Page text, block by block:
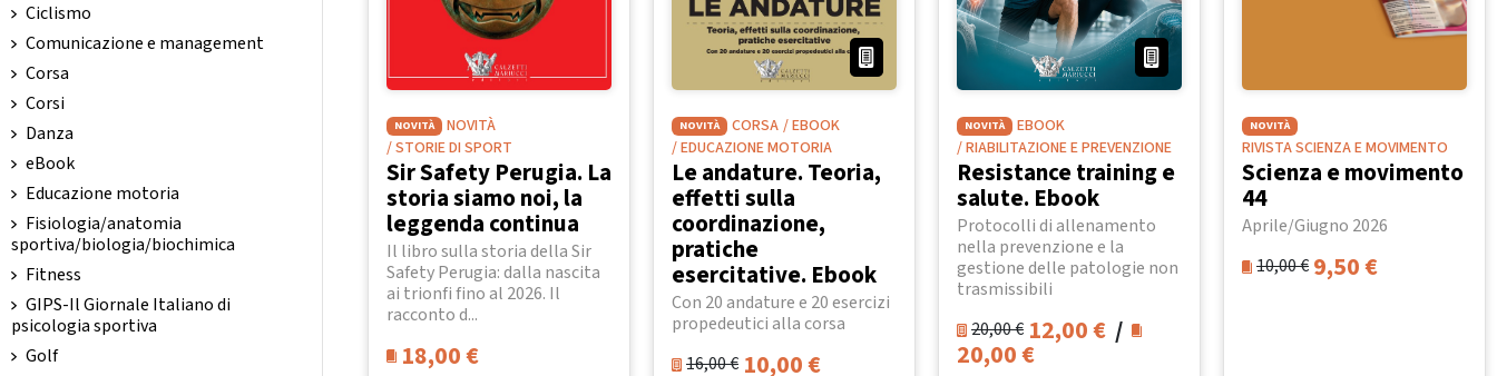
Ciclismo
Comunicazione e management
Corsa
Corsi
Danza
eBook
Educazione motoria
Fisiologia/anatomia
sportiva/biologia/biochimica
Fitness
GIPS-Il Giornale Italiano di
psicologia sportiva
Golf
NOVITÀ
NOVITÀ
/ STORIE DI SPORT
Sir Safety Perugia. La
storia siamo noi, la
leggenda continua
Il libro sulla storia della Sir
Safety Perugia: dalla nascita
ai trionfi fino al 2026. Il
racconto d...
18,00€
NOVITÀ CORSA / EBOOK
/ EDUCAZIONE MOTORIA
Le andature. Teoria,
effetti sulla
coordinazione,
pratiche
esercitative. Ebook
Con 20 andature e 20 esercizi
propedeutici alla corsa
16,00€ 10,00€
NOVITÀ
EBOOK
/ RIABILITAZIONE E PREVENZIONE
Resistance training e
salute. Ebook
Protocolli di allenamento
nella prevenzione e la
gestione delle patologie non
trasmissibili
20,00€ 12,00€ /
20,00€
NOVITÀ
RIVISTA SCIENZA E MOVIMENTO
Scienza e movimento
44
Aprile/Giugno 2026
10,00€ 9,50€